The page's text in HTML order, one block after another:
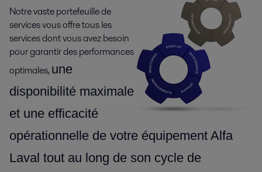
Notre vaste portefeuille de
services vous offre tous les
services dont vous avez besoin
pour garantir des performances
optimales,une
disponibilité maximale
et une efficacité
opérationnelle de votre équipement Alfa
Laval tout au long de son cycle de